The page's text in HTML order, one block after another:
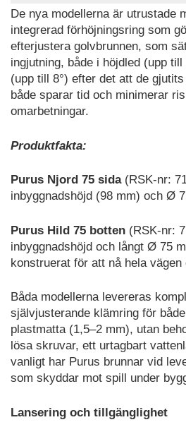
De nya modellerna är utrustade
integrerad förhöjningsring som
efterjustera golvbrunnen, som
ingjutning, både i höjdled (upp
(upp till 8°) efter det att de
både sparar tid och minimerar
omarbetningar.
Produktfakta:
Purus Njord 75 sida(RSK-nr:
inbyggnadshöjd (98 mm) och Ø
Purus Hild 75 botten (RSK-nr:
inbyggnadshöjd och långt Ø 75
konstruerat för att nå hela vägen
Båda modellerna levereras
självjusterande klämring för
plastmatta (1,5–2 mm), utan
lösa skruvar, ett urtagbart
vanligt har Purus brunnar vid
som skyddar mot spill under
Lansering och tillgänglighet